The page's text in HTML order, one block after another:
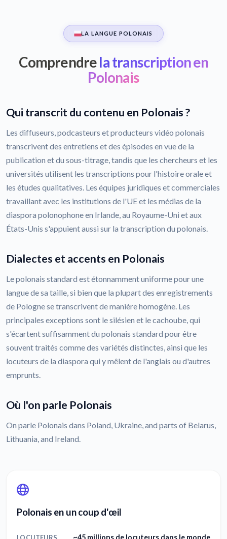
LA LANGUE POLONAIS
Comprendrela transcription en
Polonais
Qui transcrit du contenu en Polonais ?
Les diffuseurs, podcasteurs et producteurs vidéo polonais
transcrivent des entretiens et des épisodes en vue de la
publication et du sous-titrage, tandis que les chercheurs et les
universités utilisent les transcriptions pour l'histoire orale et
les études qualitatives. Les équipes juridiques et commerciales
travaillant avec les institutions de l'UE et les médias de la
diaspora polonophone en Irlande, au Royaume-Uni et aux
États-Unis s'appuient aussi sur la transcription du polonais.
Dialectes et accents en Polonais
Le polonais standard est étonnamment uniforme pour une
langue de sa taille, si bien que la plupart des enregistrements
de Pologne se transcrivent de manière homogène. Les
principales exceptions sont le silésien et le cachoube, qui
s'écartent suffisamment du polonais standard pour être
souvent traités comme des variétés distinctes, ainsi que les
locuteurs de la diaspora qui y mêlent de l'anglais ou d'autres
emprunts.
Où l'on parle Polonais
On parle Polonais dans Poland, Ukraine, and parts of Belarus,
Lithuania, and Ireland.
Polonais en un coup d'œil